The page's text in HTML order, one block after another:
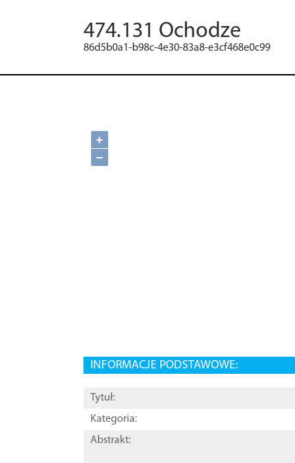
474.131 Ochodze
86d5b0a1-b98c-4e30-83a8-e3cf468e0c99
+
−
INFORMACJE PODSTAWOWE:
Tytuł:
Kategoria:
Abstrakt: